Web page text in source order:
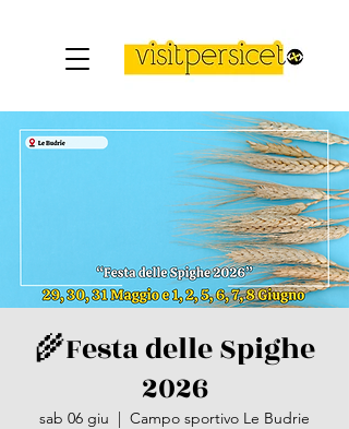
🌾​Festa delle Spighe
2026
sab 06 giu
  |
Campo sportivo Le Budrie